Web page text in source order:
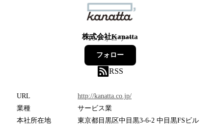
株式会社Kanatta
10フォロワー
フォロー
RSS
URL
http://kanatta.co.jp/
業種
サービス業
本社所在地
東京都目黒区中目黒3-6-2 中目黒FSビル